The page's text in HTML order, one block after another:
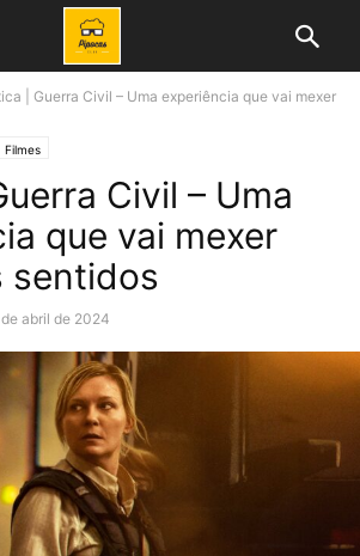
| Guerra Civil – Uma experiência que vai mexer
Filmes
Civil – Uma
que vai mexer
sentidos
abril de 2024